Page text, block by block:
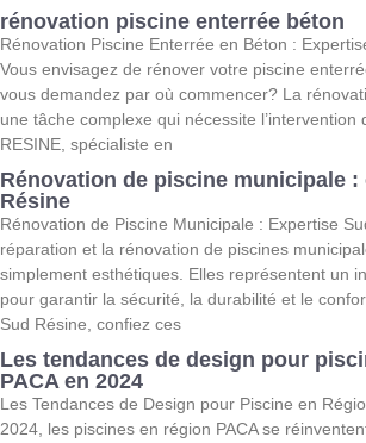
rénovation piscine enterrée béton
Rénovation Piscine Enterrée en Béton :
Vous envisagez de rénover votre piscine
vous demandez par où commencer? La
une tâche complexe qui nécessite l’intervention
RESINE, spécialiste en
Rénovation de piscine municipale :
Résine
Rénovation de Piscine Municipale : Expertise
réparation et la rénovation de piscines
simplement esthétiques. Elles représentent un
pour garantir la sécurité, la durabilité et le
Sud Résine, confiez ces
Les tendances de design pour
PACA en 2024
Les Tendances de Design pour Piscine en
2024, les piscines en région PACA se